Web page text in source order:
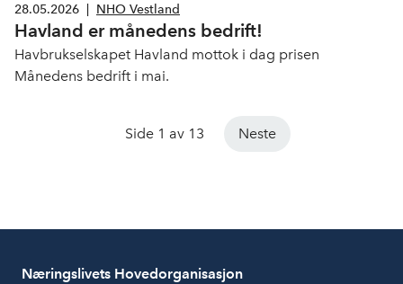
28.05.2026 NHO Vestland
Havland er månedens bedrift!
Havbrukselskapet Havland mottok i dag prisen
Månedens bedrift i mai.
Side 1 av 13 Neste
Næringslivets Hovedorganisasjon